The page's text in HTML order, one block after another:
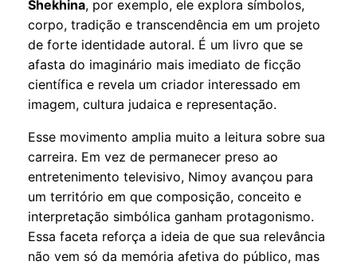
Shekhina, por exemplo, ele explora símbolos,
corpo, tradição e transcendência em um projeto
de forte identidade autoral. É um livro que se
afasta do imaginário mais imediato de ficção
científica e revela um criador interessado em
imagem, cultura judaica e representação.
Esse movimento amplia muito a leitura sobre sua
carreira. Em vez de permanecer preso ao
entretenimento televisivo, Nimoy avançou para
um território em que composição, conceito e
interpretação simbólica ganham protagonismo.
Essa faceta reforça a ideia de que sua relevância
não vem só da memória afetiva do público, mas